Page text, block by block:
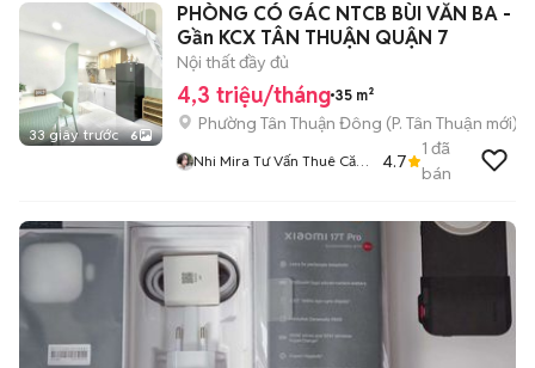
33 giây trước 6
PHÒNG CÓ GÁC NTCB BÙI VĂN BA -
Gần KCX TÂN THUẬN QUẬN 7
Nội thất đầy đủ
4,3 triệu/tháng 35 m²
Phường Tân Thuận Đông (P. Tân Thuận mới)
Nhi Mira Tư Vấn Thuê Căn
4.7
1 đã
bán